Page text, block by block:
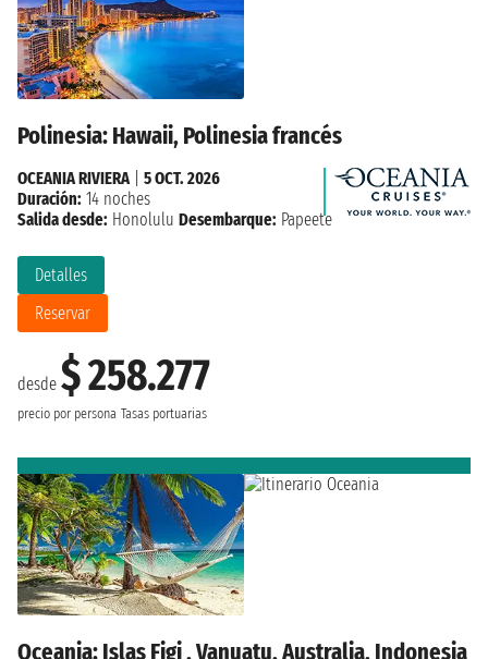
Polinesia: Hawaii, Polinesia francés
desde $ 258.277
precio por persona Tasas portuarias
Detalles
Reservar
OCEANIA RIVIERA| 5 OCT. 2026
Duración: 14 noches
Salida desde: Honolulu Desembarque: Papeete
Oceania: Islas Figi , Vanuatu, Australia, Indonesia